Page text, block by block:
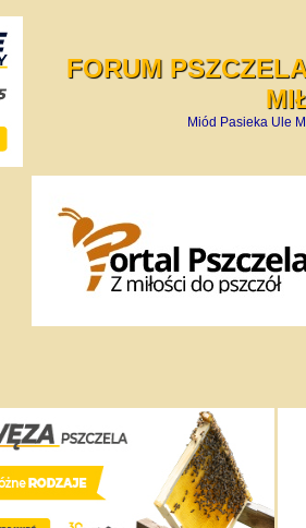
FORUM
Miód Pasieka Ule